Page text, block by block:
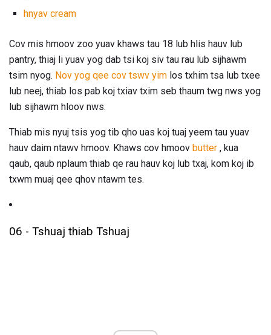
hnyav cream
Cov mis hmoov zoo yuav khaws tau 18 lub hlis hauv lub
pantry, thiaj li yuav yog dab tsi koj siv tau rau lub sijhawm
tsim nyog. Nov yog qee cov tswv yim los txhim tsa lub txee
lub neej, thiab los pab koj txiav txim seb thaum twg nws yog
lub sijhawm hloov nws.
Thiab mis nyuj tsis yog tib qho uas koj tuaj yeem tau yuav
hauv daim ntawv hmoov. Khaws cov hmoov butter , kua
qaub, qaub nplaum thiab qe rau hauv koj lub txaj, kom koj ib
txwm muaj qee qhov ntawm tes.
06 - Tshuaj thiab Tshuaj